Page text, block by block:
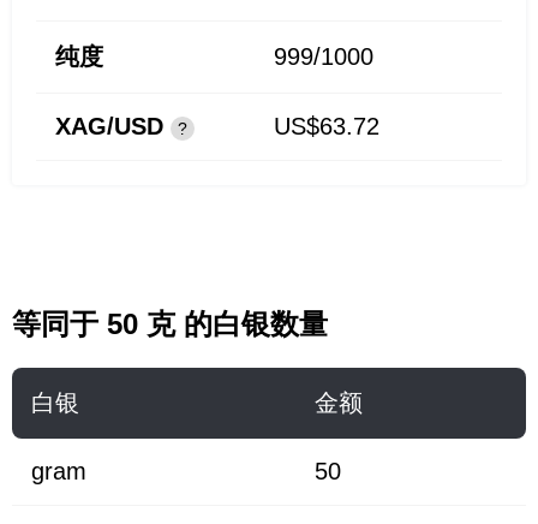
纯度 999/1000
XAG/USD ? US$63.72
等同于 50 克 的白银数量
白银 金额
gram 50